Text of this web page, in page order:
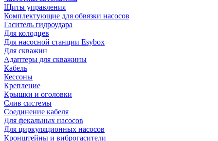
Щиты управления
Комплектующие для обвязки насосов
Гаситель гидроудара
Для колодцев
Для насосной станции Esybox
Для скважин
Адаптеры для скважины
Кабель
Кессоны
Крепление
Крышки и оголовки
Слив системы
Соединение кабеля
Для фекальных насосов
Для циркуляционных насосов
Кронштейны и виброгасители